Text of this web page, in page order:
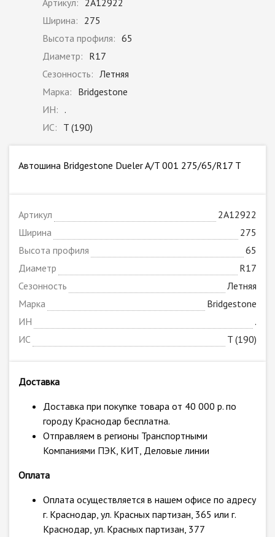
Артикул: 2A12922
Ширина: 275
Высота профиля: 65
Диаметр: R17
Сезонность: Летняя
Марка: Bridgestone
ИН: .
ИС: T (190)
Автошина Bridgestone Dueler A/T 001 275/65/R17 T
Артикул
2A12922
Ширина
275
Высота профиля
65
Диаметр
R17
Сезонность
Летняя
Марка
Bridgestone
ИН
.
ИС
T (190)
Доставка
Доставка при покупке товара от 40 000 р. по
городу Краснодар бесплатна.
Отправляем в регионы Транспортными
Компаниями ПЭК, КИТ, Деловые линии
Оплата
Оплата осуществляется в нашем офисе по адресу
г. Краснодар, ул. Красных партизан, 365 или г.
Краснодар, ул. Красных партизан, 377